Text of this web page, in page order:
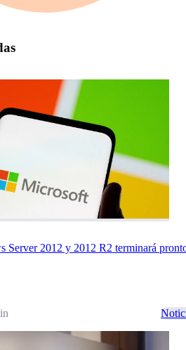
Server 2012 y 2012 R2 terminará